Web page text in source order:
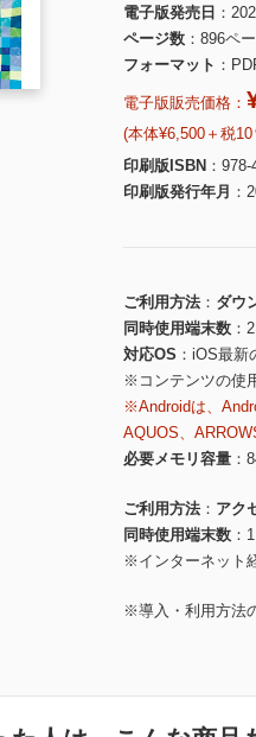
電子版発売日
ページ数
896ペ
フォーマット
電子版販売価格：
(本体¥6,500＋税10
印刷版ISBN
978-
印刷版発行年月
ご利用方法
ダウ
同時使用端末数
2
対応OS
iOS最新
※コンテンツの使
※Androidは、
AQUOS、
必要メモリ容量
ご利用方法
アク
同時使用端末数
1
※インターネット
※導入・利用方法